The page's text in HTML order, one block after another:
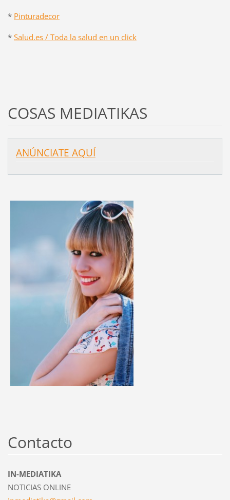
* Pinturadecor
* Salud.es / Toda la salud en un click
COSAS MEDIATIKAS
ANÚNCIATE AQUÍ
Contacto
IN-MEDIATIKA
NOTICIAS ONLINE